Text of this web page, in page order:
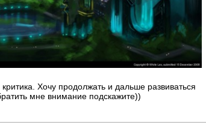
Хочу продолжать и дальше развиваться
мне внимание подскажите))